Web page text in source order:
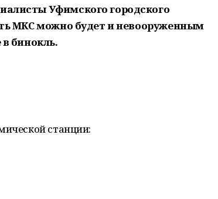
Уфимского городского
МКС можно будет и невооруженным
бинокль.
станции: